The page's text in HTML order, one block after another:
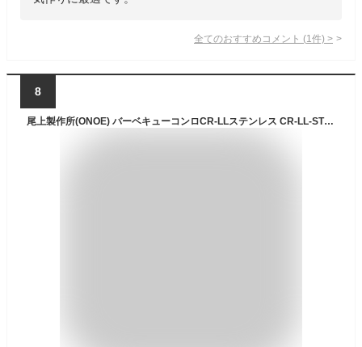
全てのおすすめコメント (1 件) >
8
尾上製作所(ONOE) バーベキューコンロCR-LLステンレス CR-LL-ST 焚き火台 キャンプ用品 BBQ コンロ グリル BBQ 七輪